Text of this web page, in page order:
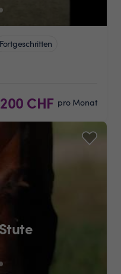
Fortgeschritten
200 CHF pro Monat